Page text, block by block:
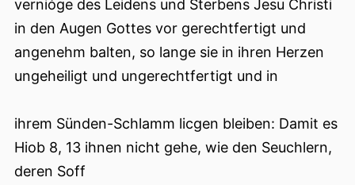
vernióge des Leidens und Sterbens Jesu Christi
in den Augen Gottes vor gerechtfertigt und
angenehm balten, so lange sie in ihren Herzen
ungeheiligt und ungerechtfertigt und in
ihrem Sünden-Schlamm licgen bleiben: Damit es
Hiob 8, 13 ihnen nicht gehe, wie den Seuchlern,
deren Soff